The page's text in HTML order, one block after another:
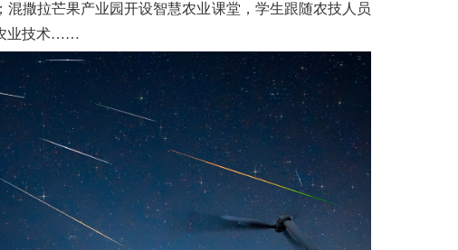
撒拉芒果产业园开设智慧农业课堂，学生跟随农技人员
业技术……